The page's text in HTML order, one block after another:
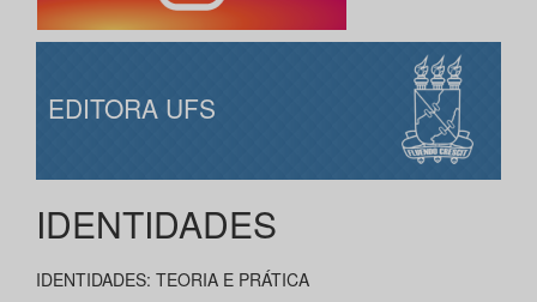
EDITORA UFS
IDENTIDADES
IDENTIDADES: TEORIA E PRÁTICA